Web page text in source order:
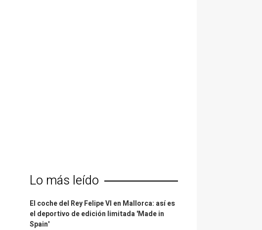
Lo más leído
El coche del Rey Felipe VI en Mallorca: así es
el deportivo de edición limitada 'Made in
Spain'